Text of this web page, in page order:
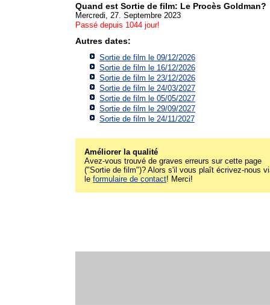
Quand est Sortie de film: Le Procès Goldman?
Mercredi, 27. Septembre 2023
Passé depuis 1044 jour!
Autres dates:
Sortie de film le 09/12/2026
Sortie de film le 16/12/2026
Sortie de film le 23/12/2026
Sortie de film le 24/03/2027
Sortie de film le 05/05/2027
Sortie de film le 29/09/2027
Sortie de film le 24/11/2027
Améliorer la qualité
Avez-vous trouvé de graves erreurs sur cette page
("Sortie de film")? Alors s'il vous plaît écrivez-nous
le formulaire de contact! Merci!